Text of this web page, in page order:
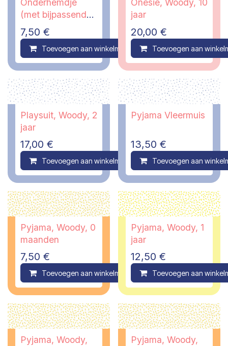
Onderhemdje
(met bijpassende
slip), Woody, 8
jaar
7,50 €
Toevoegen aan winkelmandje Compare
Onesie, Woody, 10
jaar
20,00 €
Toevoegen aan
Playsuit, Woody, 2
jaar
17,00 €
Toevoegen aan winkelmandje Compare
Pyjama Vleermuis
13,50 €
Toevoegen aan
Pyjama, Woody, 0
maanden
7,50 €
Toevoegen aan winkelmandje Compare
Pyjama, Woody, 1
jaar
12,50 €
Toevoegen aan
Pyjama, Woody,
Pyjama, Woody,